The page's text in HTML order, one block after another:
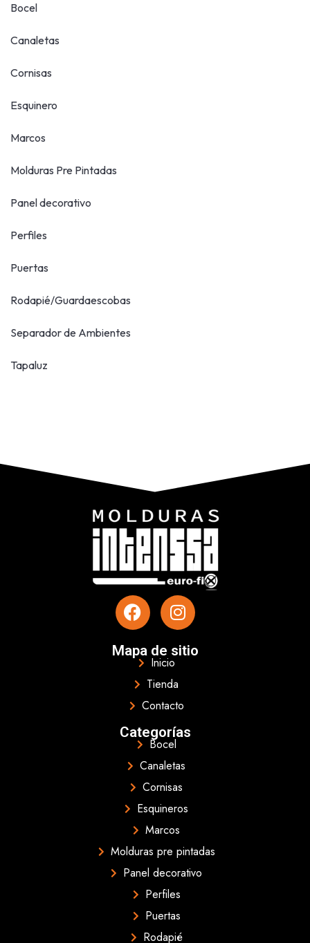
Bocel
Canaletas
Cornisas
Esquinero
Marcos
Molduras Pre Pintadas
Panel decorativo
Perfiles
Puertas
Rodapié/Guardaescobas
Separador de Ambientes
Tapaluz
Mapa de sitio
Inicio
Tienda
Contacto
Categorías
Bocel
Canaletas
Cornisas
Esquineros
Marcos
Molduras pre pintadas
Panel decorativo
Perfiles
Puertas
Rodapié